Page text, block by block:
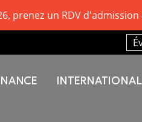
INTERNATIONAL
prenez un RDV